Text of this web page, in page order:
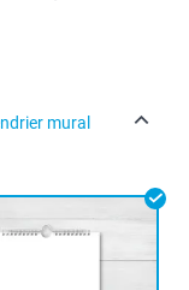
mural